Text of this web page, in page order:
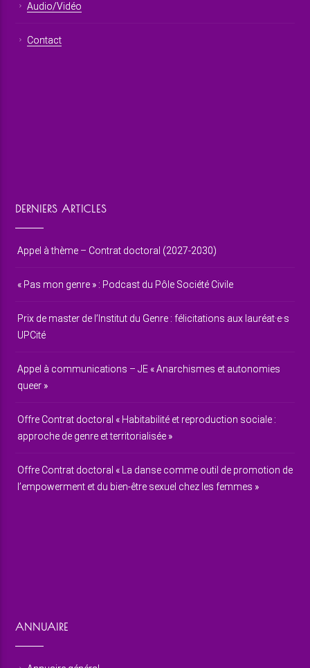
Audio/Vidéo
Contact
DERNIERS ARTICLES
Appel à thème – Contrat doctoral (2027-2030)
« Pas mon genre » : Podcast du Pôle Société Civile
Prix de master de l’Institut du Genre : félicitations aux lauréat·e·s
UPCité
Appel à communications – JE « Anarchismes et autonomies
queer »
Offre Contrat doctoral « Habitabilité et reproduction sociale :
approche de genre et territorialisée »
Offre Contrat doctoral « La danse comme outil de promotion de
l’empowerment et du bien-être sexuel chez les femmes »
ANNUAIRE